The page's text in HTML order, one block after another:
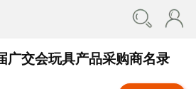
广交会玩具产品采购商名录